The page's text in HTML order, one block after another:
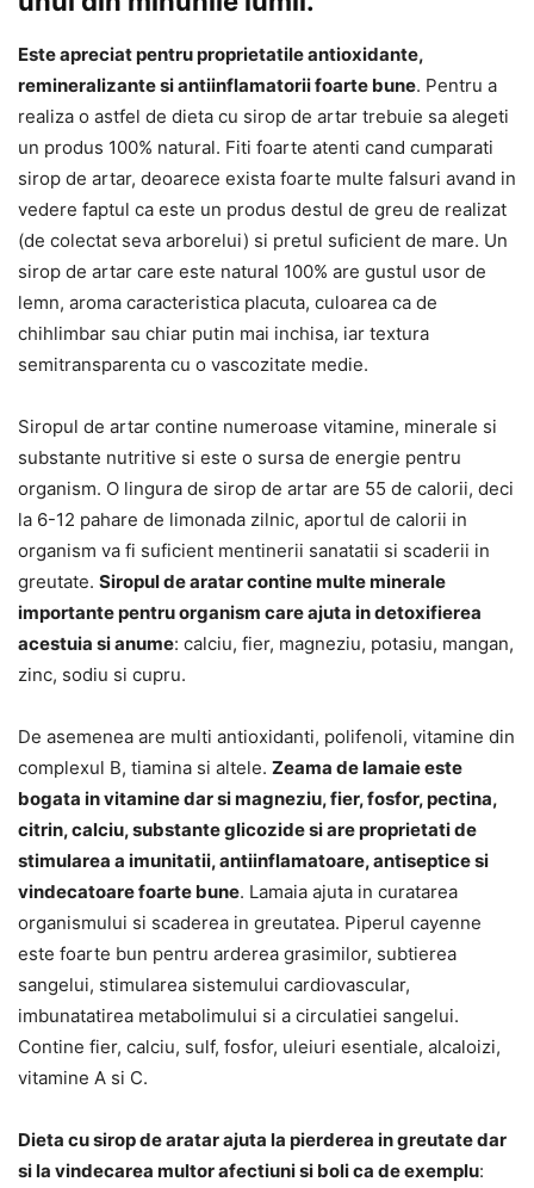
Este apreciat pentru proprietatile antioxidante,
remineralizante si antiinflamatorii foarte bune. Pentru a
realiza o astfel de dieta cu sirop de artar trebuie sa alegeti
un produs 100% natural. Fiti foarte atenti cand cumparati
sirop de artar, deoarece exista foarte multe falsuri avand in
vedere faptul ca este un produs destul de greu de realizat
(de colectat seva arborelui) si pretul suficient de mare. Un
sirop de artar care este natural 100% are gustul usor de
lemn, aroma caracteristica placuta, culoarea ca de
chihlimbar sau chiar putin mai inchisa, iar textura
semitransparenta cu o vascozitate medie.
Siropul de artar contine numeroase vitamine, minerale si
substante nutritive si este o sursa de energie pentru
organism. O lingura de sirop de artar are 55 de calorii, deci
la 6-12 pahare de limonada zilnic, aportul de calorii in
organism va fi suficient mentinerii sanatatii si scaderii in
greutate. Siropul de aratar contine multe minerale
importante pentru organism care ajuta in detoxifierea
acestuia si anume: calciu, fier, magneziu, potasiu, mangan,
zinc, sodiu si cupru.
De asemenea are multi antioxidanti, polifenoli, vitamine din
complexul B, tiamina si altele. Zeama de lamaie este
bogata in vitamine dar si magneziu, fier, fosfor, pectina,
citrin, calciu, substante glicozide si are proprietati de
stimularea a imunitatii, antiinflamatoare, antiseptice si
vindecatoare foarte bune. Lamaia ajuta in curatarea
organismului si scaderea in greutatea. Piperul cayenne
este foarte bun pentru arderea grasimilor, subtierea
sangelui, stimularea sistemului cardiovascular,
imbunatatirea metabolimului si a circulatiei sangelui.
Contine fier, calciu, sulf, fosfor, uleiuri esentiale, alcaloizi,
vitamine A si C.
Dieta cu sirop de aratar ajuta la pierderea in greutate dar
si la vindecarea multor afectiuni si boli ca de exemplu: